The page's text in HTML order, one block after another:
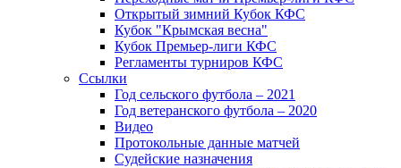
Открытый зимний Кубок КФС
Кубок "Крымская весна"
Кубок Премьер-лиги КФС
Регламенты турниров КФС
Ссылки
Год сельского футбола – 2021
Год ветеранского футбола – 2020
Видео
Протокольные данные матчей
Судейские назначения